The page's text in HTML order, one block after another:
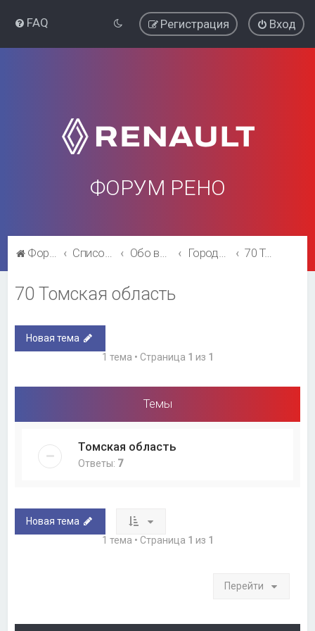
FAQ Вход
Регистрация
ФОРУМ РЕНО
Форум Рено Список форумов Обо всём остальном Города и регионы. 70 Томская область
70 Томская область
Новая тема
1 тема • Страница 1 из 1
Темы
Томская область
Ответы: 7
Новая тема
1 тема • Страница 1 из 1
Перейти